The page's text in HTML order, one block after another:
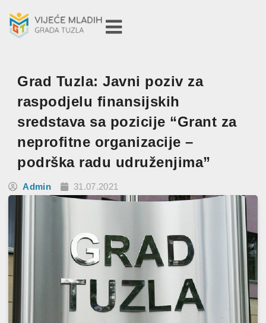
Grad Tuzla: Javni poziv za
raspodjelu finansijskih
sredstava sa pozicije “Grant za
neprofitne organizacije –
podrška radu udruženjima”
Admin 31.07.2021